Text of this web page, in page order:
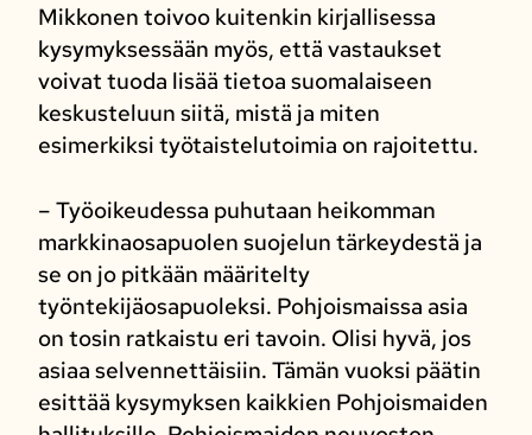
Mikkonen toivoo kuitenkin kirjallisessa
kysymyksessään myös, että vastaukset
voivat tuoda lisää tietoa suomalaiseen
keskusteluun siitä, mistä ja miten
esimerkiksi työtaistelutoimia on rajoitettu.
– Työoikeudessa puhutaan heikomman
markkinaosapuolen suojelun tärkeydestä ja
se on jo pitkään määritelty
työntekijäosapuoleksi. Pohjoismaissa asia
on tosin ratkaistu eri tavoin. Olisi hyvä, jos
asiaa selvennettäisiin. Tämän vuoksi päätin
esittää kysymyksen kaikkien Pohjoismaiden